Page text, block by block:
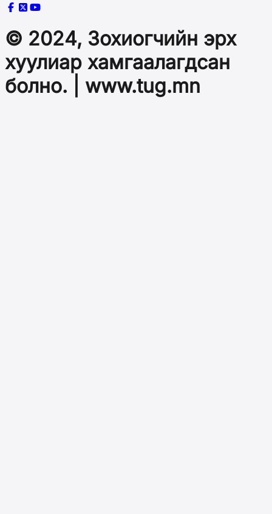
© 2024, Зохиогчийн эрх
хуулиар хамгаалагдсан
болно. | www.tug.mn